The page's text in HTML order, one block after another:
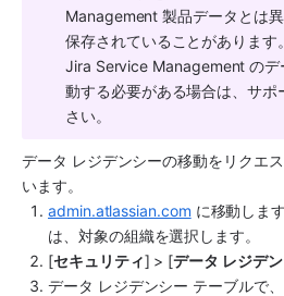
Management 製品データとは
保存されていることがありま
Jira Service Management のデ
動する必要がある場合は、サ
さい。
データ レジデンシーの移動をリクエ
います。
admin.atlassian.com に移動しま
は、対象の組織を選択します。
[セキュリティ] > [データ レジデ
データ レジデンシー テーブルで